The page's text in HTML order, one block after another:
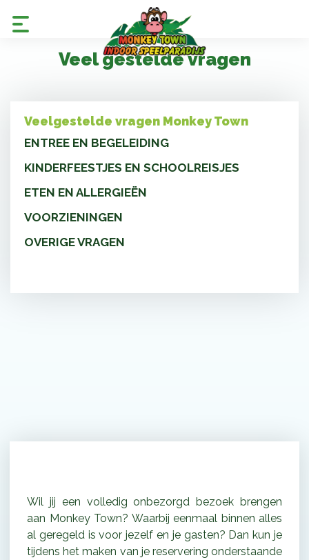
Veel gestelde vragen
Veelgestelde vragen Monkey Town
ENTREE EN BEGELEIDING
KINDERFEESTJES EN SCHOOLREISJES
ETEN EN ALLERGIEËN
VOORZIENINGEN
OVERIGE VRAGEN
Wil jij een volledig onbezorgd bezoek brengen
aan Monkey Town? Waarbij eenmaal binnen alles
al geregeld is voor jezelf en je gasten? Dan kun je
tijdens het maken van je reservering onderstaande